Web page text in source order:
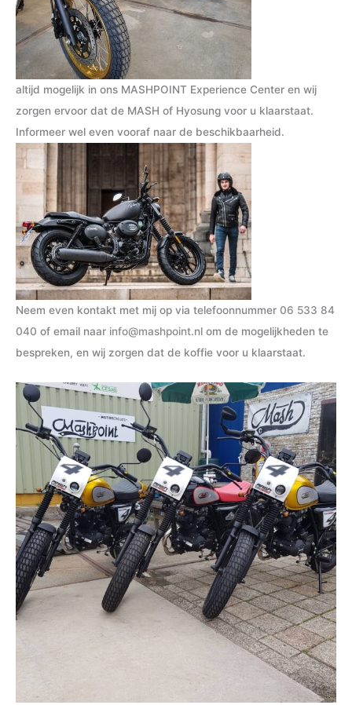
altijd mogelijk in ons MASHPOINT Experience Center en wij
zorgen ervoor dat de MASH of Hyosung voor u klaarstaat.
Informeer wel even vooraf naar de beschikbaarheid.
Neem even kontakt met mij op via telefoonnummer 06 533 84
040 of email naar info@mashpoint.nl om de mogelijkheden te
bespreken, en wij zorgen dat de koffie voor u klaarstaat.